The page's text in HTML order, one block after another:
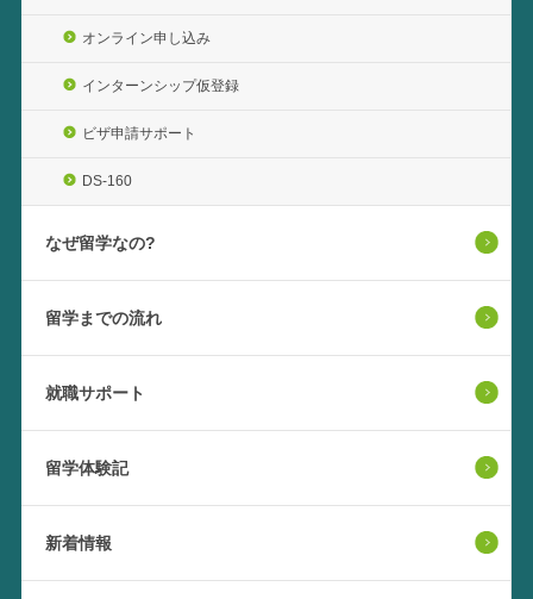
オンライン申し込み
インターンシップ仮登録
ビザ申請サポート
DS-160
なぜ留学なの?
留学までの流れ
就職サポート
留学体験記
新着情報